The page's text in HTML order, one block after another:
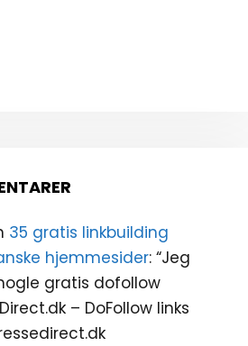
35 gratis linkbuilding
hjemmesider: “Jeg
gratis dofollow
– DoFollow links